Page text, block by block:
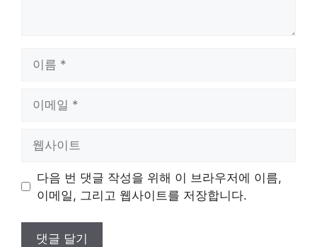
트
다음 번 댓글 작성을 위해 이 브라우저에 이름,
이메일, 그리고 웹사이트를 저장합니다.